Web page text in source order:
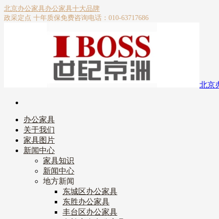
北京办公家具办公家具十大品牌
政采定点 十年质保免费咨询电话：010-63717686
北京
办公家具
关于我们
家具图片
新闻中心
家具知识
新闻中心
地方新闻
东城区办公家具
东胜办公家具
丰台区办公家具